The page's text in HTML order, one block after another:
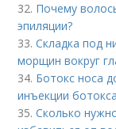
32. Почему
эпиляции?
33.Складка под
морщин вокруг
34. Ботокс носа
инъекции
35.Сколько